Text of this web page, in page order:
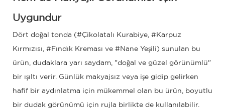
Uygundur
Dört doğal tonda (#Çikolatalı Kurabiye, #Karpuz
Kırmızısı, #Fındık Kreması ve #Nane ​​Yeşili) sunulan bu
ürün, dudaklara yarı saydam, "doğal ve güzel görünümlü"
bir ışıltı verir. Günlük makyajsız veya işe gidip gelirken
hafif bir aydınlatma için mükemmel olan bu ürün, boyutlu
bir dudak görünümü için rujla birlikte de kullanılabilir.